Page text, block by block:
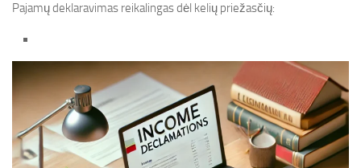
Pajamų deklaravimas reikalingas dėl kelių priežasčių: